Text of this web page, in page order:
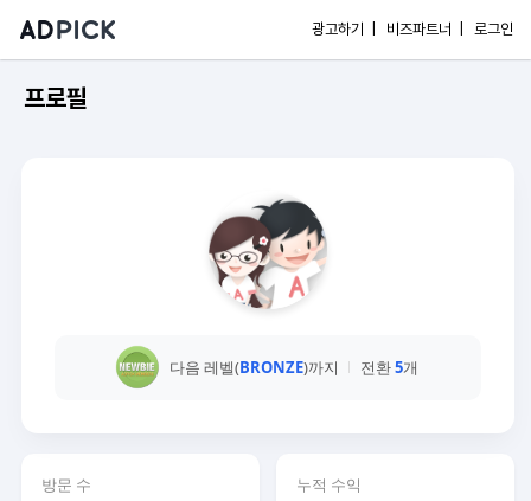
광고하기 | 비즈파트너 | 로그인
프로필
다음 레벨(BRONZE)까지 전환5개
방문 수 누적 수익